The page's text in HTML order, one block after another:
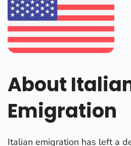
About
Emigration
Italian emigration has left a